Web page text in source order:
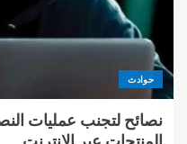
حوادث
نصائح لتجنب عمليات